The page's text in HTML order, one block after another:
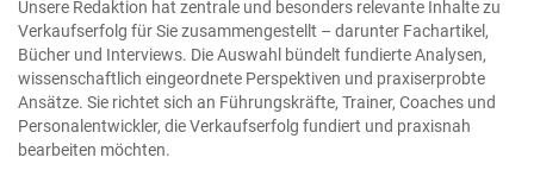
Unsere Redaktion hat zentrale und besonders relevante Inhalte zu
Verkaufserfolg für Sie zusammengestellt – darunter Fachartikel,
Bücher und Interviews. Die Auswahl bündelt fundierte Analysen,
wissenschaftlich eingeordnete Perspektiven und praxiserprobte
Ansätze. Sie richtet sich an Führungskräfte, Trainer, Coaches und
Personalentwickler, die Verkaufserfolg fundiert und praxisnah
bearbeiten möchten.